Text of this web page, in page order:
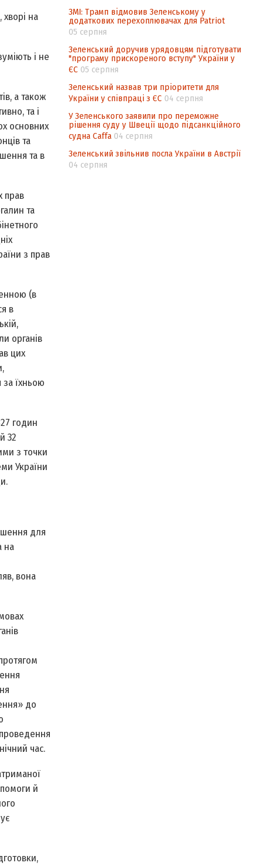
на
і не
а також
та і
основних
та
та в
прав
та
з прав
(в
в
органів
цих
їхньою
годин
32
з точки
України
для
на
вона
до
час.
й
ЗМІ: Трамп відмовив Зеленському у
додаткових перехоплювачах для Patriot
05 серпня
Зеленський доручив урядовцям підготувати
"програму прискореного вступу" України у
ЄС 05 серпня
Зеленський назвав три пріоритети для
України у співпраці з ЄС 04 серпня
У Зеленського заявили про переможне
рішення суду у Швеції щодо підсанкційного
судна Caffa 04 серпня
Зеленський звільнив посла України в Австрії
04 серпня